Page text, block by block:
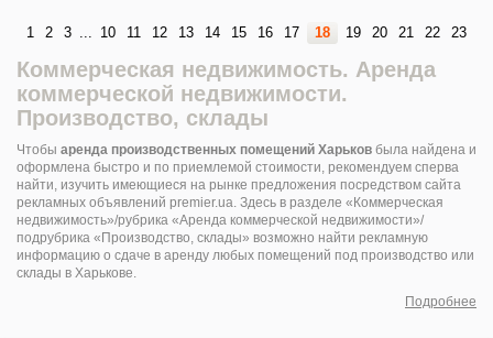
1 2 3 ... 10 11 12 13 14 15 16 17 18 19 20 21 22 23
Коммерческая недвижимость. Аренда
коммерческой недвижимости.
Производство, склады
Чтобы аренда производственных помещений Харьков была найдена и
оформлена быстро и по приемлемой стоимости, рекомендуем сперва
найти, изучить имеющиеся на рынке предложения посредством сайта
рекламных объявлений premier.ua. Здесь в разделе «Коммерческая
недвижимость»/рубрика «Аренда коммерческой недвижимости»/
подрубрика «Производство, склады» возможно найти рекламную
информацию о сдаче в аренду любых помещений под производство или
склады в Харькове.
Подробнее